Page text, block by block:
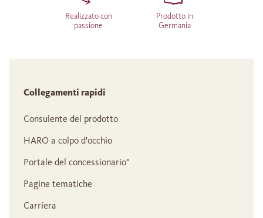
Realizzato con
passione
Prodotto in
Germania
Collegamenti rapidi
Consulente del prodotto
HARO a colpo d'occhio
Portale del concessionario°
Pagine tematiche
Carriera